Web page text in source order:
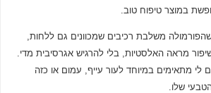
במוצר טיפוח טוב.
משלבת רכיבים שמכוונים גם ללחות,
מראה האלסטיות, בלי להרגיש אגרסיבית מדי.
לי מתאימים במיוחד לעור עייף, עמום או כזה
שלו.